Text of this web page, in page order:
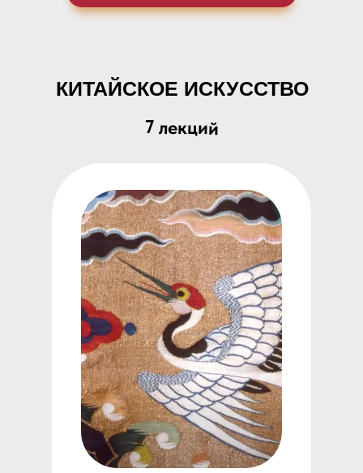
КИТАЙСКОЕ ИСКУССТВО
7 лекций